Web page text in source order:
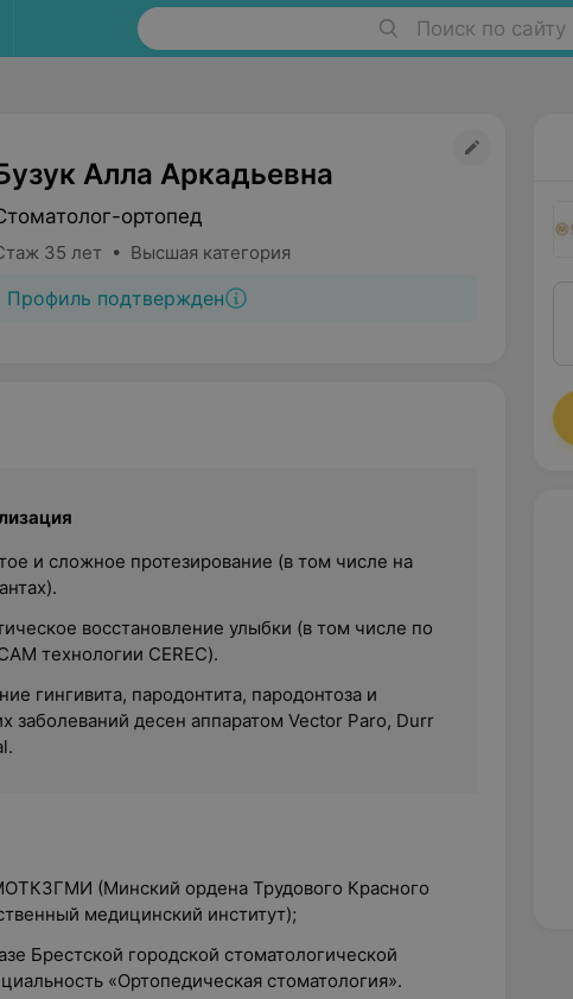
Поиск по сайту
Алла Аркадьевна
ортопед
35 лет • Высшая категория
Профиль подтвержден
и сложное протезирование (в том числе на
восстановление улыбки (в том числе по
технологии CEREC).
гингивита, пародонтита, пародонтоза и
заболеваний десен аппаратом Vector Paro, Durr
(Минский ордена Трудового Красного
медицинский институт);
Брестской городской стоматологической
«Ортопедическая стоматология».